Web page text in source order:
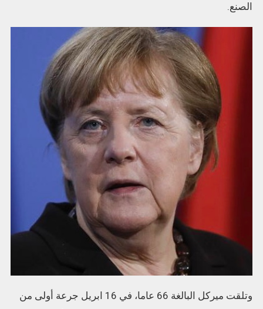
الصنع.
وتلقت ميركل البالغة 66 عاما، في 16 ابريل جرعة أولى من